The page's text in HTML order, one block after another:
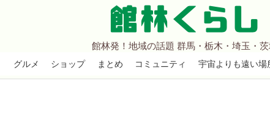
館林くらし
館林発！地域の話題 群馬・栃木・埼玉・
グルメ ショップ まとめ コミュニティ 宇宙よりも遠い場